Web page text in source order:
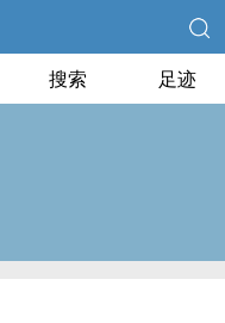
搜索 足迹